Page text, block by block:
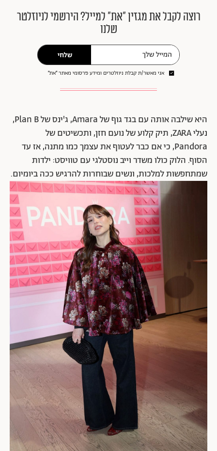
רוצה לקבל את מגזין ״את״ למייל? הירשמי לניוזלטר
שלנו
שלחי
אני מאשר/ת קבלת ניוזלטרים ומידע פרסומי מאתר ״את״
היא שילבה אותה עם בגד גוף של Amara, ג'ינס של Plan B,
נעלי ZARA, תיק קלוע של נועם חזן, ותכשיטים של
Pandora, כי אם כבר לעטוף את עצמך כמו מתנה, אז עד
הסוף. הלוק כולו משדר וייב נוסטלגי עם טוויסט: ילדות
שמתחפשות למלכות, ונשים שבוחרות להרגיש ככה ביומיום.